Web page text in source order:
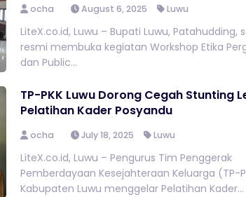
ocha August 6, 2025 Luwu
LiteX.co.id, Luwu – Bupati Luwu, Patahudding,
resmi membuka kegiatan Workshop Etika
dan Public...
TP-PKK Luwu Dorong Cegah Stunting
Pelatihan Kader Posyandu
ocha July 18, 2025 Luwu
LiteX.co.id, Luwu – Pengurus Tim Penggerak
Pemberdayaan Kesejahteraan Keluarga (TP-
Kabupaten Luwu menggelar Pelatihan Kader...